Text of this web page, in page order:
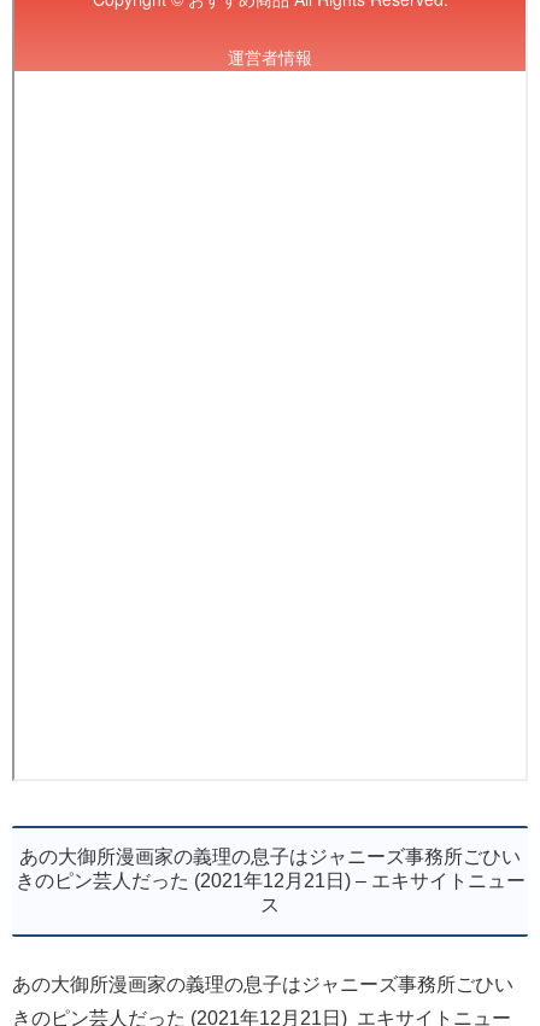
あの大御所漫画家の義理の息子はジャニーズ事務所ごひい
きのピン芸人だった (2021年12月21日) – エキサイトニュー
ス
あの大御所漫画家の義理の息子はジャニーズ事務所ごひい
きのピン芸人だった (2021年12月21日) エキサイトニュー